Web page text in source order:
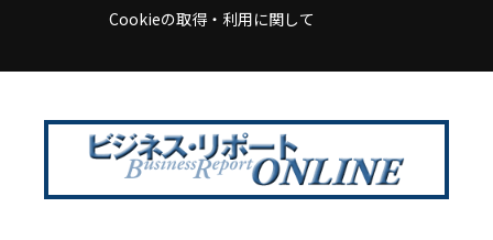
Cookieの取得・利用に関して